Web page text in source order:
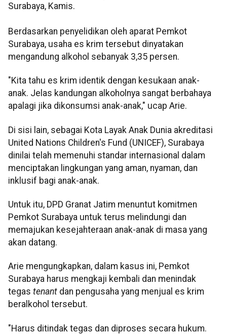
Surabaya, Kamis.
Berdasarkan penyelidikan oleh aparat Pemkot
Surabaya, usaha es krim tersebut dinyatakan
mengandung alkohol sebanyak 3,35 persen.
"Kita tahu es krim identik dengan kesukaan anak-
anak. Jelas kandungan alkoholnya sangat berbahaya
apalagi jika dikonsumsi anak-anak," ucap Arie.
Di sisi lain, sebagai Kota Layak Anak Dunia akreditasi
United Nations Children's Fund (UNICEF), Surabaya
dinilai telah memenuhi standar internasional dalam
menciptakan lingkungan yang aman, nyaman, dan
inklusif bagi anak-anak.
Untuk itu, DPD Granat Jatim menuntut komitmen
Pemkot Surabaya untuk terus melindungi dan
memajukan kesejahteraan anak-anak di masa yang
akan datang.
Arie mengungkapkan, dalam kasus ini, Pemkot
Surabaya harus mengkaji kembali dan menindak
tegas tenant dan pengusaha yang menjual es krim
beralkohol tersebut.
"Harus ditindak tegas dan diproses secara hukum.